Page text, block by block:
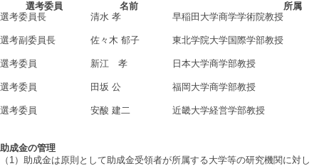
選考委員 名前
所属
選考委員長
清水 孝 早稲田大学商学学術院教授
選考副委員長 佐々木 郁子 東北学院大学国際学部教授
選考委員 新江 孝 日本大学商学部教授
選考委員 田坂 公 福岡大学商学部教授
選考委員 安酸 建二 近畿大学経営学部教授
助成金の管理
（1）助成金は原則として助成金受領者が所属する大学等の研究機関に対し